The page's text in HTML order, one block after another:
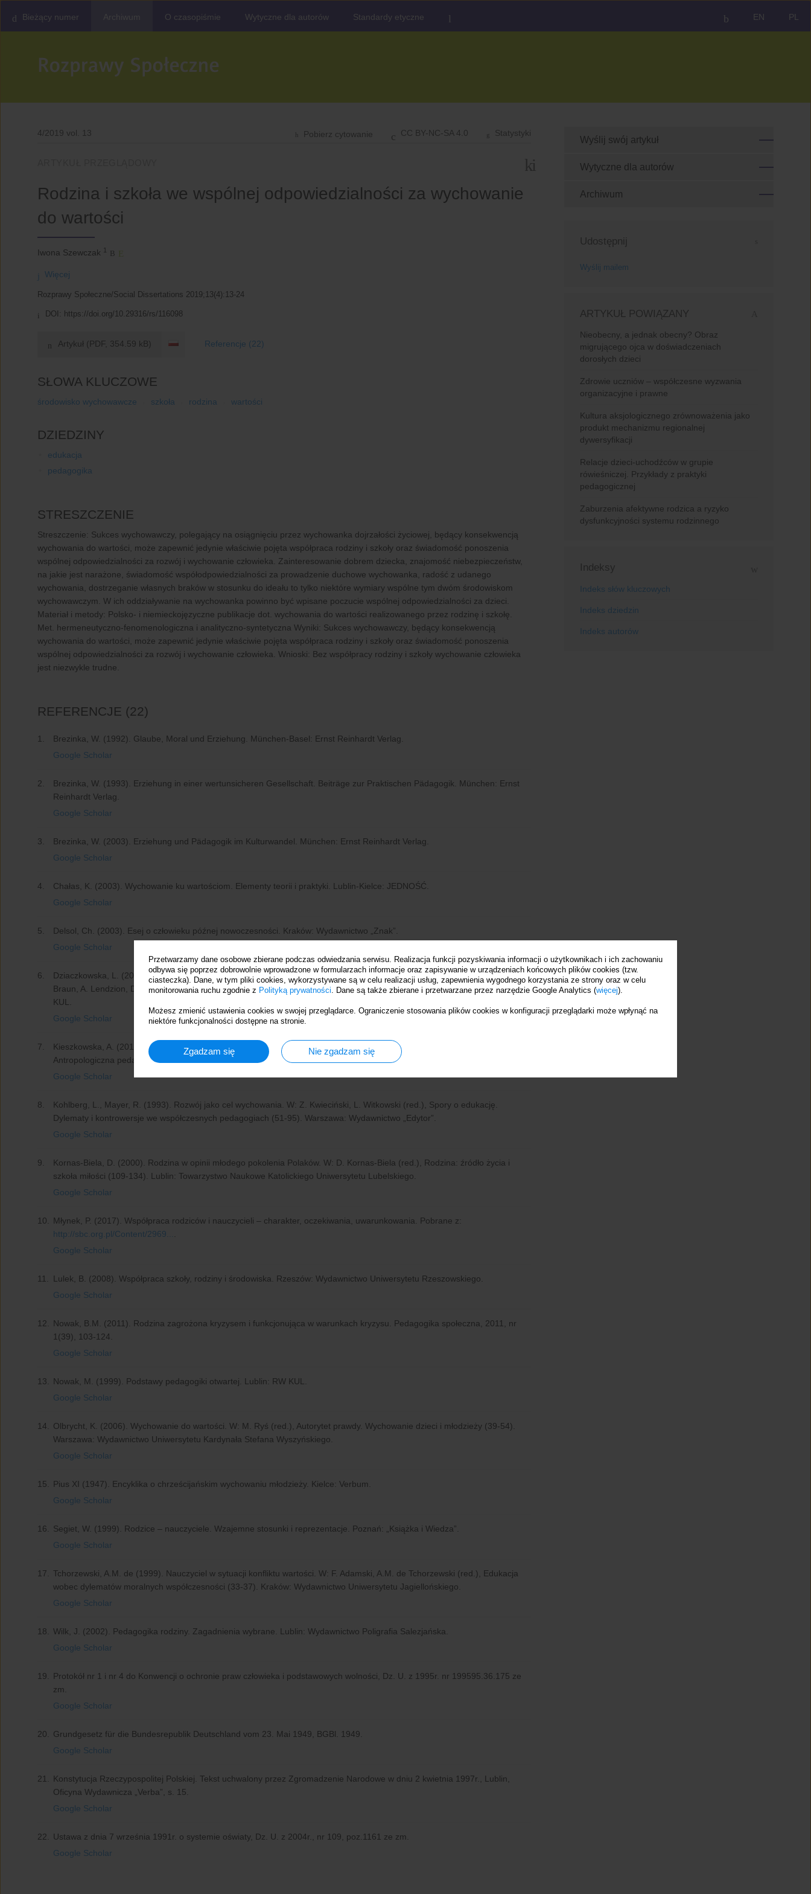
Przetwarzamy dane osobowe zbierane podczas odwiedzania serwisu. Realizacja funkcji pozyskiwania informacji o użytkownikach i ich zachowaniu
odbywa się poprzez dobrowolnie wprowadzone w formularzach informacje oraz zapisywanie w urządzeniach końcowych plików cookies (tzw.
ciasteczka). Dane, w tym pliki cookies, wykorzystywane są w celu realizacji usług, zapewnienia wygodnego korzystania ze strony oraz w celu
monitorowania ruchu zgodnie z Polityką prywatności . Dane są także zbierane i przetwarzane przez narzędzie Google Analytics (więcej).
Możesz zmienić ustawienia cookies w swojej przeglądarce. Ograniczenie stosowania plików cookies w konfiguracji przeglądarki może wpłynąć na
niektóre funkcjonalności dostępne na stronie.
Zgadzam się Nie zgadzam się
PL
EN
Bieżący numer O czasopiśmie Wytyczne dla autorów Standardy etyczne
4/2019 vol. 13 Statystyki
CC BY-NC-SA 4.0
Pobierz cytowanie
Rodzina i szkoła we wspólnej odpowiedzialności za wychowanie
do wartości
Iwona Szewczak 1
Więcej
Rozprawy Społeczne/Social Dissertations 2019;13(4):13-24
DOI: https://doi.org/10.29316/rs/116098
Artykuł (PDF, 354.59 kB) Referencje (22)
SŁOWA KLUCZOWE
środowisko wychowawcze szkoła rodzina wartości
DZIEDZINY
edukacja
pedagogika
STRESZCZENIE
Streszczenie: Sukces wychowawczy, polegający na osiągnięciu przez wychowanka dojrzałości życiowej, będący konsekwencją
wychowania do wartości, może zapewnić jedynie właściwie pojęta współpraca rodziny i szkoły oraz świadomość ponoszenia
wspólnej odpowiedzialności za rozwój i wychowanie człowieka. Zainteresowanie dobrem dziecka, znajomość niebezpieczeństw,
na jakie jest narażone, świadomość współodpowiedzialności za prowadzenie duchowe wychowanka, radość z udanego
wychowania, dostrzeganie własnych braków w stosunku do ideału to tylko niektóre wymiary wspólne tym dwóm środowiskom
wychowawczym. W ich oddziaływanie na wychowanka powinno być wpisane poczucie wspólnej odpowiedzialności za dzieci.
Materiał i metody: Polsko- i niemieckojęzyczne publikacje dot. wychowania do wartości realizowanego przez rodzinę i szkołę.
Met. hermeneutyczno-fenomenologiczna i analityczno-syntetyczna Wyniki: Sukces wychowawczy, będący konsekwencją
wychowania do wartości, może zapewnić jedynie właściwie pojęta współpraca rodziny i szkoły oraz świadomość ponoszenia
wspólnej odpowiedzialności za rozwój i wychowanie człowieka. Wnioski: Bez współpracy rodziny i szkoły wychowanie człowieka
jest niezwykle trudne.
REFERENCJE (22)
1.
Brezinka, W. (1992). Glaube, Moral und Erziehung. München-Basel: Ernst Reinhardt Verlag.
Google Scholar
2.
Brezinka, W. (1993). Erziehung in einer wertunsicheren Gesellschaft. Beiträge zur Praktischen Pädagogik. München: Ernst
Reinhardt Verlag.
Google Scholar
3.
Brezinka, W. (2003). Erziehung und Pädagogik im Kulturwandel. München: Ernst Reinhardt Verlag.
Google Scholar
4.
Chałas, K. (2003). Wychowanie ku wartościom. Elementy teorii i praktyki. Lublin-Kielce: JEDNOŚĆ.
Google Scholar
5.
Delsol, Ch. (2003). Esej o człowieku późnej nowoczesności. Kraków: Wydawnictwo „Znak”.
Google Scholar
6.
Dziaczkowska, L. (2012). Religijno-moralny wymiar rozwoju i wychowania człowieka. Potrzeby i zagrożenia. W: A. Rynio, K.
Braun, A. Lendzion, D. Opozda (red.), Religijno-moralny wymiar rozwoju i wychowania (163-176). Lublin: Wydawnictwo
KUL.
Google Scholar
7.
Kieszkowska, A. (2010). Rodzina jako współczesne środowisko wychowawcze. W: M. Nowak, P. Magier, I. Szewczak (red.),
Antropologiczna pedagogika ogólna (367-373). Lublin: Wydawnictwo Gaudium, Wydawnictwo KUL.
Google Scholar
8.
Kohlberg, L., Mayer, R. (1993). Rozwój jako cel wychowania. W: Z. Kwieciński, L. Witkowski (red.), Spory o edukację.
Dylematy i kontrowersje we współczesnych pedagogiach (51-95). Warszawa: Wydawnictwo „Edytor”.
Google Scholar
9.
Kornas-Biela, D. (2000). Rodzina w opinii młodego pokolenia Polaków. W: D. Kornas-Biela (red.), Rodzina: źródło życia i
szkoła miłości (109-134). Lublin: Towarzystwo Naukowe Katolickiego Uniwersytetu Lubelskiego.
Google Scholar
10. Młynek, P. (2017). Współpraca rodziców i nauczycieli – charakter, oczekiwania, uwarunkowania. Pobrane z:
http://sbc.org.pl/Content/2969....
Google Scholar
11.
Lulek, B. (2008). Współpraca szkoły, rodziny i środowiska. Rzeszów: Wydawnictwo Uniwersytetu Rzeszowskiego.
Google Scholar
12. Nowak, B.M. (2011). Rodzina zagrożona kryzysem i funkcjonująca w warunkach kryzysu. Pedagogika społeczna, 2011, nr
1(39), 103-124.
Google Scholar
13. Nowak, M. (1999). Podstawy pedagogiki otwartej. Lublin: RW KUL.
Google Scholar
14. Olbrycht, K. (2006). Wychowanie do wartości. W: M. Ryś (red.), Autorytet prawdy. Wychowanie dzieci i młodzieży (39-54).
Warszawa: Wydawnictwo Uniwersytetu Kardynała Stefana Wyszyńskiego.
Google Scholar
15. Pius XI (1947). Encyklika o chrześcijańskim wychowaniu młodzieży. Kielce: Verbum.
Google Scholar
16. Segiet, W. (1999). Rodzice – nauczyciele. Wzajemne stosunki i reprezentacje. Poznań: „Książka i Wiedza”.
Google Scholar
17. Tchorzewski, A.M. de (1999). Nauczyciel w sytuacji konfliktu wartości. W: F. Adamski, A.M. de Tchorzewski (red.), Edukacja
wobec dylematów moralnych współczesności (33-37). Kraków: Wydawnictwo Uniwersytetu Jagiellońskiego.
Google Scholar
18. Wilk, J. (2002). Pedagogika rodziny. Zagadnienia wybrane. Lublin: Wydawnictwo Poligrafia Salezjańska.
Google Scholar
19. Protokół nr 1 i nr 4 do Konwencji o ochronie praw człowieka i podstawowych wolności, Dz. U. z 1995r. nr 199595.36.175 ze
zm.
Google Scholar
20. Grundgesetz für die Bundesrepublik Deutschland vom 23. Mai 1949, BGBl. 1949.
Google Scholar
21. Konstytucja Rzeczypospolitej Polskiej. Tekst uchwalony przez Zgromadzenie Narodowe w dniu 2 kwietnia 1997r., Lublin,
Oficyna Wydawnicza „Verba”, s. 15.
Google Scholar
22. Ustawa z dnia 7 września 1991r. o systemie oświaty, Dz. U. z 2004r., nr 109, poz.1161 ze zm.
Google Scholar
Wyślij swój artykuł
Wytyczne dla autorów
Archiwum
Udostępnij
Wyślij mailem
ARTYKUŁ POWIĄZANY
Nieobecny, a jednak obecny? Obraz
migrującego ojca w doświadczeniach
dorosłych dzieci
Zdrowie uczniów – współczesne wyzwania
organizacyjne i prawne
Kultura aksjologicznego zrównoważenia jako
produkt mechanizmu regionalnej
dywersyfikacji
Relacje dzieci-uchodźców w grupie
rówieśniczej. Przykłady z praktyki
pedagogicznej
Zaburzenia afektywne rodzica a ryzyko
dysfunkcyjności systemu rodzinnego
Indeksy
Indeks słów kluczowych
Indeks dziedzin
Indeks autorów